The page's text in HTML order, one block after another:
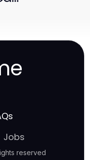
Jobs
reserved